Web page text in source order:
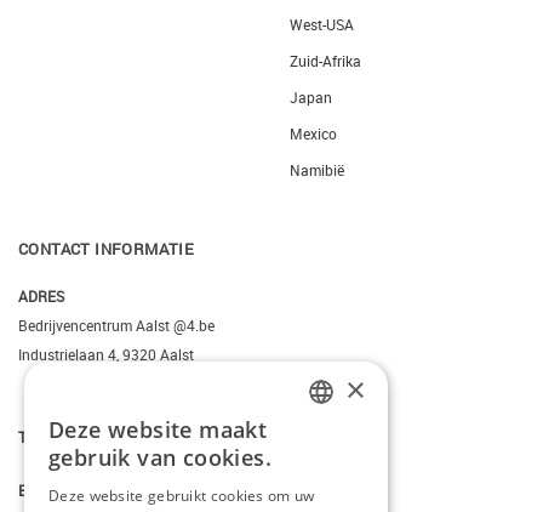
West-USA
Zuid-Afrika
Japan
Mexico
Namibië
CONTACT INFORMATIE
ADRES
Bedrijvencentrum Aalst @4.be
Industrielaan 4, 9320 Aalst
T. +3223095206
E. info@kiddotravel.be
×
Deze website maakt
gebruik van cookies.
Deze website gebruikt cookies om uw